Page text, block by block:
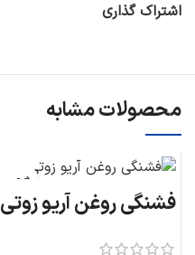
اشتراک گذاری
محصولات مشابه
فشنگی روغن آریو زوتی